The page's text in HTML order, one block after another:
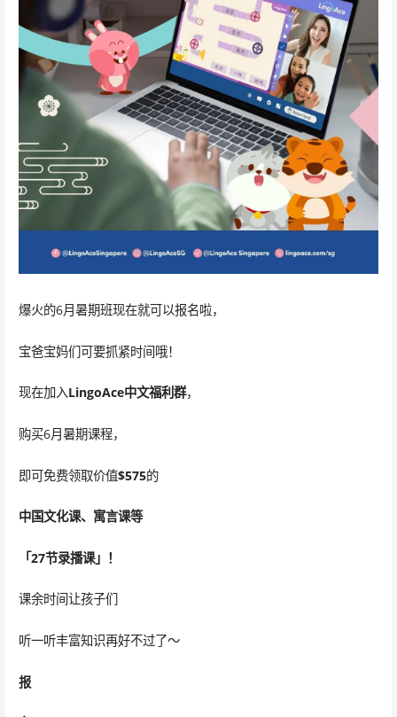
爆火的6月暑期班现在就可以报名啦，
宝爸宝妈们可要抓紧时间哦！
现在加入LingoAce中文福利群，
购买6月暑期课程，
即可免费领取价值$575的
中国文化课、寓言课等
「27节录播课」！
课余时间让孩子们
听一听丰富知识再好不过了～
报